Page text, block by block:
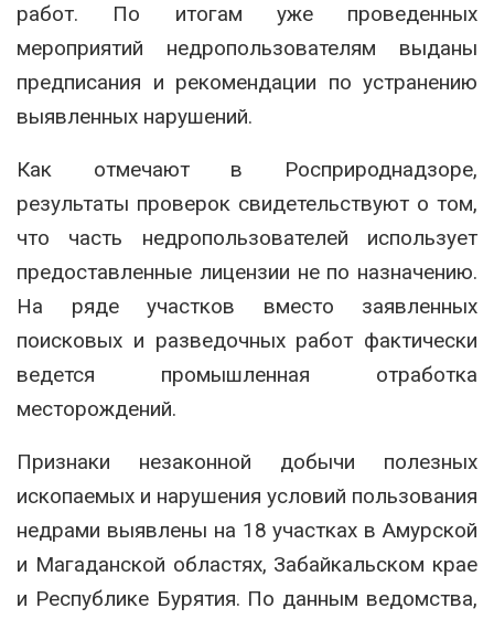
работ. По итогам уже проведенных
мероприятий недропользователям выданы
предписания и рекомендации по устранению
выявленных нарушений.
Как отмечают в Росприроднадзоре,
результаты проверок свидетельствуют о том,
что часть недропользователей использует
предоставленные лицензии не по назначению.
На ряде участков вместо заявленных
поисковых и разведочных работ фактически
ведется промышленная отработка
месторождений.
Признаки незаконной добычи полезных
ископаемых и нарушения условий пользования
недрами выявлены на 18 участках в Амурской
и Магаданской областях, Забайкальском крае
и Республике Бурятия. По данным ведомства,